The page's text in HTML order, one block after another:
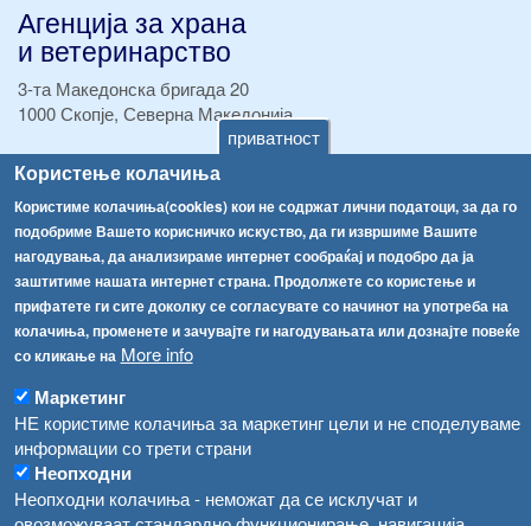
приватност
Користење колачиња
Користиме колачиња(cookies) кои не содржат лични податоци, за да го
подобриме Вашето корисничко искуство, да ги извршиме Вашите
нагодувања, да анализираме интернет сообраќај и подобро да ја
заштитиме нашата интернет страна. Продолжете со користење и
прифатете ги сите доколку се согласувате со начинот на употреба на
колачиња, променете и зачувајте ги нагодувањата или дознајте повеќе
со кликање на More info
Маркетинг
НЕ користиме колачиња за маркетинг цели и не споделуваме
информации со трети страни
Неопходни
Неопходни колачиња - неможат да се исклучат и
Агенција за храна
и ветеринарство
3-та Македонска бригада 20
1000 Скопје, Северна Македонија
ТЕЛ:+389 2 2457 895
ТЕЛ:+389 2 2457 873
Факс:+389 2 2457 893
Факс:+389 2 2457 871
info@fva.gov.mk
[АХВ-претходна страна]
Соопштенија
Високите температури ризик од труење со храна, опасни се и за животните
Водата во Гостивар може да се користи како техничка, продолжува испораката на флаширана вода
Во Гостивар спроведени 70 вонредни контроли
Навигација
Регистри
Обрасци
Забрани